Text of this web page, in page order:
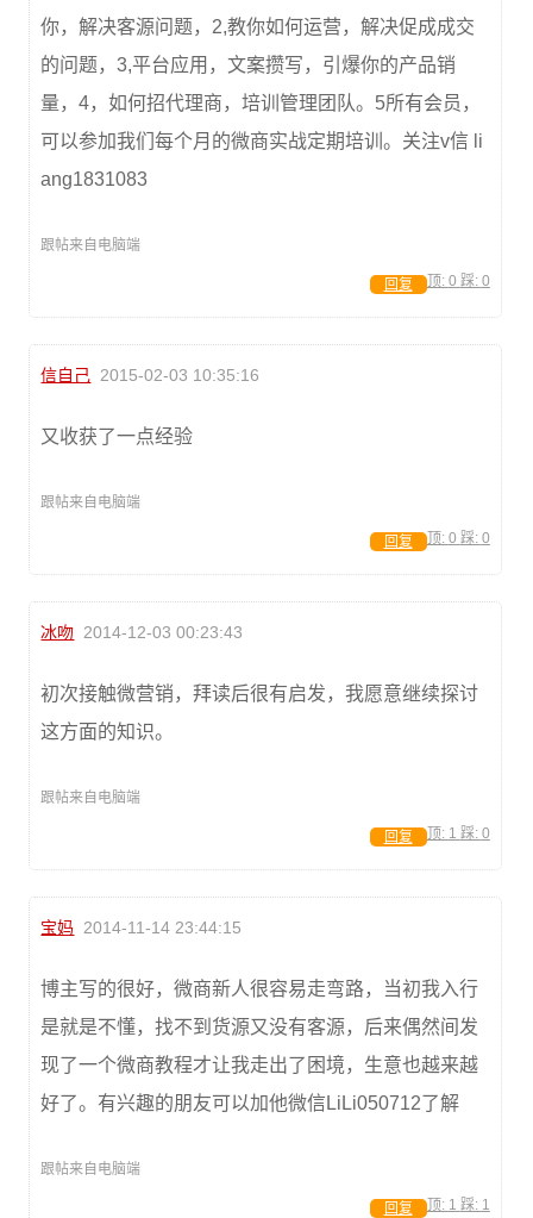
你，解决客源问题，2,教你如何运营，解决促成成交
的问题，3,平台应用，文案攒写，引爆你的产品销
量，4，如何招代理商，培训管理团队。5所有会员，
可以参加我们每个月的微商实战定期培训。关注v信 li
ang1831083
跟帖来自电脑端
顶: 0 踩: 0
回复
信自己 2015-02-03 10:35:16
又收获了一点经验
跟帖来自电脑端
顶: 0 踩: 0
回复
冰吻 2014-12-03 00:23:43
初次接触微营销，拜读后很有启发，我愿意继续探讨
这方面的知识。
跟帖来自电脑端
顶: 1 踩: 0
回复
宝妈 2014-11-14 23:44:15
博主写的很好，微商新人很容易走弯路，当初我入行
是就是不懂，找不到货源又没有客源，后来偶然间发
现了一个微商教程才让我走出了困境，生意也越来越
好了。有兴趣的朋友可以加他微信LiLi050712了解
跟帖来自电脑端
顶: 1 踩: 1
回复